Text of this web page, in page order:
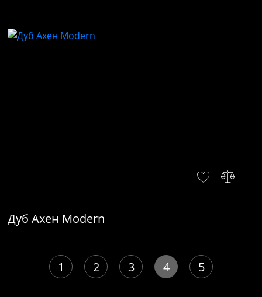
Дуб Ахен Modern
1 2 3 4 5